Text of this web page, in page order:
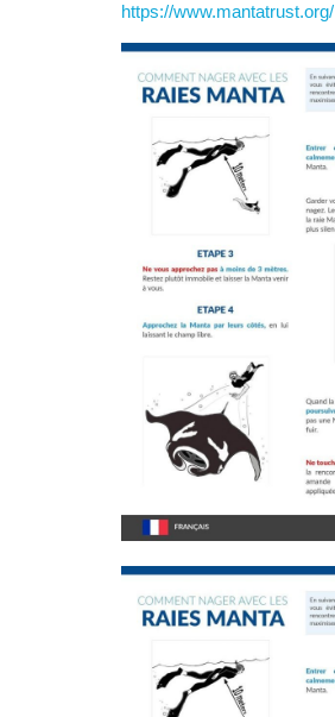
https://www.mantatrust.org/